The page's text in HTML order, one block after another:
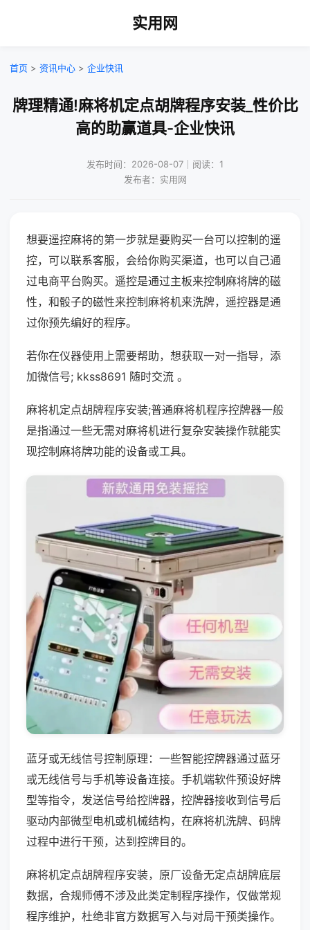
实用网
首页 > 资讯中心 > 企业快讯
牌理精通!麻将机定点胡牌程序安装_性价比
高的助赢道具-企业快讯
发布时间：2026-08-07｜阅读：1
发布者：实用网
想要遥控麻将的第一步就是要购买一台可以控制的遥
控，可以联系客服，会给你购买渠道，也可以自己通
过电商平台购买。遥控是通过主板来控制麻将牌的磁
性，和骰子的磁性来控制麻将机来洗牌，遥控器是通
过你预先编好的程序。
若你在仪器使用上需要帮助，想获取一对一指导，添
加微信号; kkss8691 随时交流 。
麻将机定点胡牌程序安装;普通麻将机程序控牌器一般
是指通过一些无需对麻将机进行复杂安装操作就能实
现控制麻将牌功能的设备或工具。
蓝牙或无线信号控制原理：一些智能控牌器通过蓝牙
或无线信号与手机等设备连接。手机端软件预设好牌
型等指令，发送信号给控牌器，控牌器接收到信号后
驱动内部微型电机或机械结构，在麻将机洗牌、码牌
过程中进行干预，达到控牌目的。
麻将机定点胡牌程序安装，原厂设备无定点胡牌底层
数据，合规师傅不涉及此类定制程序操作，仅做常规
程序维护，杜绝非官方数据写入与对局干预类操作。